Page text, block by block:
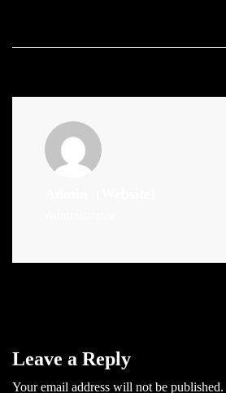
Leave a Reply
Your email address will not be published.